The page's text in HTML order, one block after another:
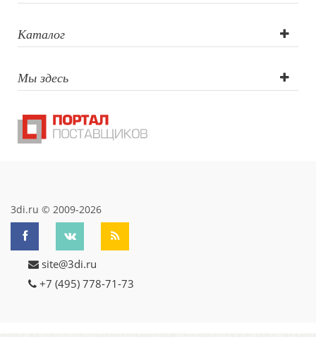
Каталог
Мы здесь
3di.ru © 2009-2026
site@3di.ru
+7 (495) 778-71-73